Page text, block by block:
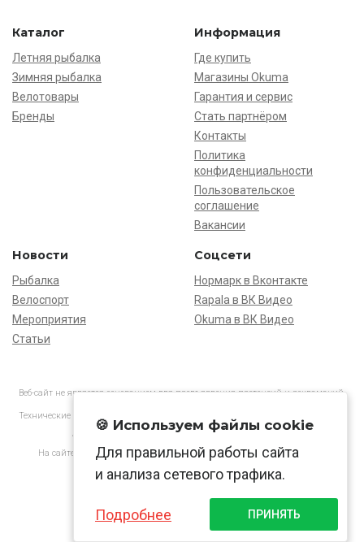
Каталог
Летняя рыбалка
Зимняя рыбалка
Велотовары
Бренды
Информация
Где купить
Магазины Okuma
Гарантия и сервис
Стать партнёром
Контакты
Политика
конфиденциальности
Пользовательское
соглашение
Вакансии
Новости
Рыбалка
Велоспорт
Мероприятия
Статьи
Соцсети
Нормарк в Вконтакте
Rapala в ВК Видео
Okuma в ВК Видео
Веб-сайт не является основанием для предъявления претензий и рекламаций,
Технические характеристики товаров могут отличаться от указанных на сайте.
АО «Нормарк» ИНН 7728172512 ОГРН 1037739603505
На сайте применяютсярекомендательные технологиив соответствии
🍪 Используем файлы cookie
Для правильной работы сайта
и анализа сетевого трафика.
Подробнее ПРИНЯТЬ